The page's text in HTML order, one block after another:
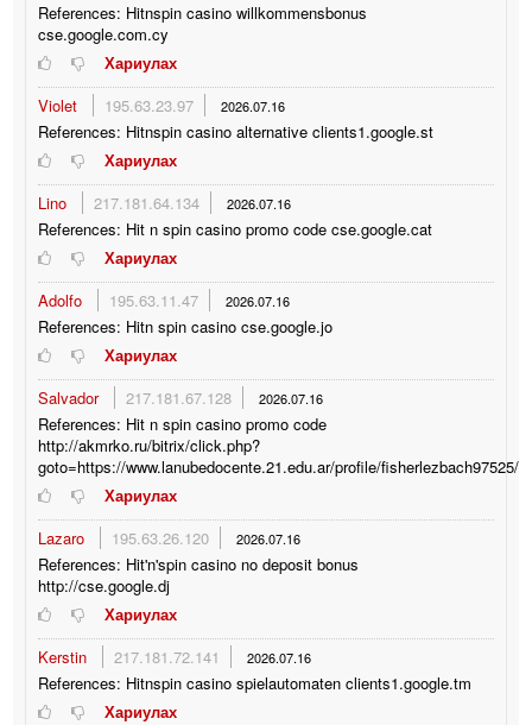
References: Hitnspin casino willkommensbonus
cse.google.com.cy
Хариулах
Violet
195.63.23.97 2026.07.16
References: Hitnspin casino alternative clients1.google.st
Хариулах
Lino
217.181.64.134 2026.07.16
References: Hit n spin casino promo code cse.google.cat
Хариулах
Adolfo
195.63.11.47 2026.07.16
References: Hitn spin casino cse.google.jo
Хариулах
Salvador
217.181.67.128 2026.07.16
References: Hit n spin casino promo code
http://akmrko.ru/bitrix/click.php?
goto=https://www.lanubedocente.21.edu.ar/profile/fisherlezbach97525/
Хариулах
Lazaro
195.63.26.120 2026.07.16
References: Hit'n'spin casino no deposit bonus
http://cse.google.dj
Хариулах
Kerstin
217.181.72.141 2026.07.16
References: Hitnspin casino spielautomaten clients1.google.tm
Хариулах